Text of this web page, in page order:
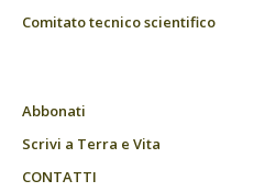
Comitato tecnico scientifico
Abbonati
Scrivi a Terra e Vita
CONTATTI